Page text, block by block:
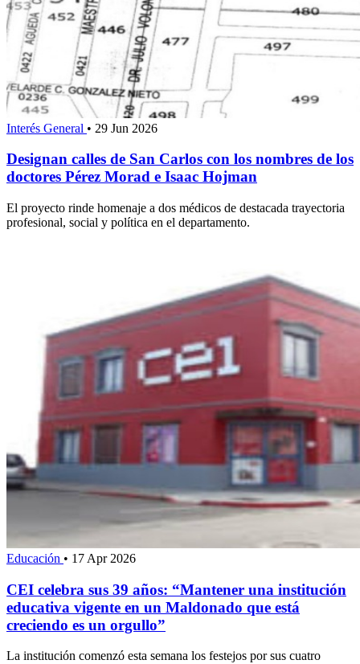
Interés General • 29 Jun 2026
Designan calles de San Carlos con los nombres de los
doctores Pérez Morad e Isaac Hojman
El proyecto rinde homenaje a dos médicos de destacada trayectoria
profesional, social y política en el departamento.
Educación • 17 Apr 2026
CEI celebra sus 39 años: “Mantener una institución
educativa vigente en un Maldonado que está
creciendo es un orgullo”
La institución comenzó esta semana los festejos por sus cuatro